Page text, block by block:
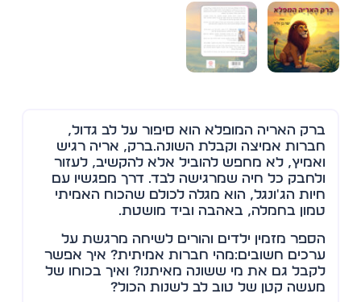
ברק האריה המופלא הוא סיפור על לב גדול,
חברות אמיצה וקבלת השונה.ברק, אריה רגיש
ואמיץ, לא מחפש להוביל אלא להקשיב, לעזור
ולחבק כל חיה שמרגישה לבד. דרך מפגשיו עם
חיות הג'ונגל, הוא מגלה לכולם שהכוח האמיתי
טמון בחמלה, באהבה וביד מושטת.
הספר מזמין ילדים והורים לשיחה מרגשת על
ערכים חשובים:מהי חברות אמיתית? איך אפשר
לקבל גם את מי ששונה מאיתנו? ואיך בכוחו של
מעשה קטן של טוב לב לשנות הכול?